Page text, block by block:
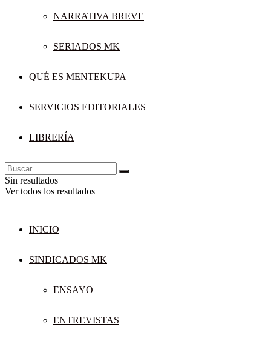
NARRATIVA BREVE
SERIADOS MK
QUÉ ES MENTEKUPA
SERVICIOS EDITORIALES
LIBRERÍA
Sin resultados
Ver todos los resultados
INICIO
SINDICADOS MK
ENSAYO
ENTREVISTAS